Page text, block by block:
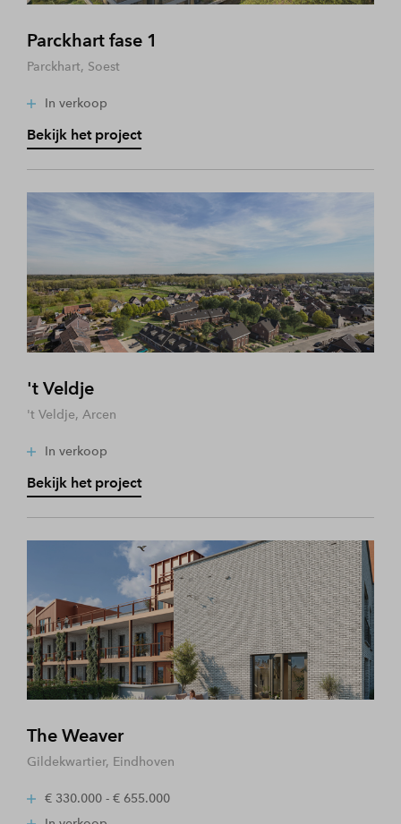
Parckhart fase 1
Parckhart, Soest
In verkoop
Bekijk het project
't Veldje
't Veldje, Arcen
In verkoop
Bekijk het project
The Weaver
Gildekwartier, Eindhoven
€ 330.000 - € 655.000